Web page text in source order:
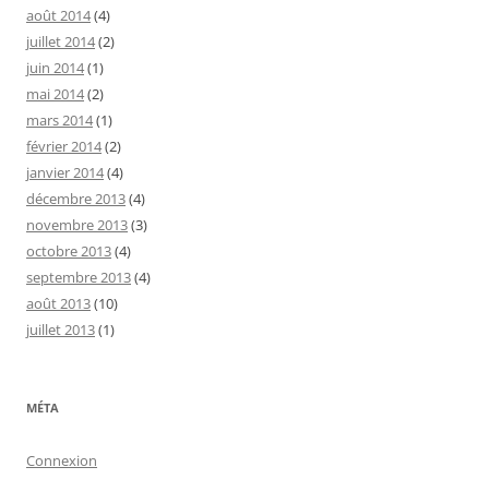
août 2014(4)
juillet 2014(2)
juin 2014(1)
mai 2014(2)
mars 2014(1)
février 2014(2)
janvier 2014(4)
décembre 2013(4)
novembre 2013(3)
octobre 2013(4)
septembre 2013(4)
août 2013(10)
juillet 2013(1)
MÉTA
Connexion